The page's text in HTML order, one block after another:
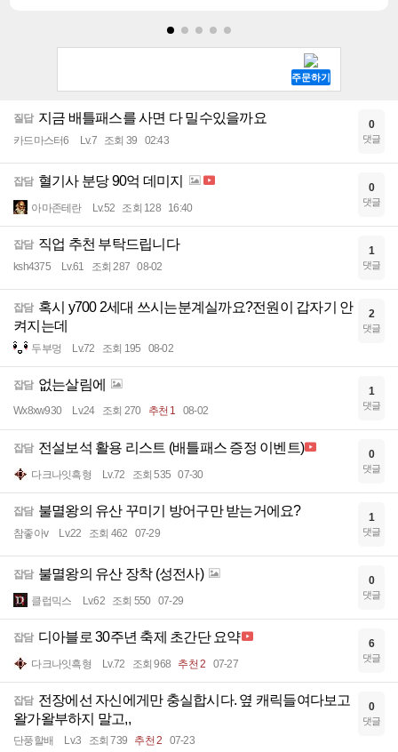
질답 지금 배틀패스를 사면 다 밀수있을까요
카드마스터6 Lv.7 조회 39 02:43
0
댓글
잡담 혈기사 분당 90억 데미지
아마존테란 Lv.52 조회 128 16:40
0
댓글
잡담 직업 추천 부탁드립니다
ksh4375 Lv.61 조회 287 08-02
1
댓글
잡담 혹시 y700 2세대 쓰시는분계실까요?전원이 갑자기 안
켜지는데
두부멍 Lv.72 조회 195 08-02
2
댓글
잡담 없는살림에
Wx8xw930 Lv.24 조회 270 추천 1 08-02
1
댓글
잡담 전설보석 활용 리스트 (배틀패스 증정 이벤트)
다크나잇흑형 Lv.72 조회 535 07-30
0
댓글
잡담 불멸왕의 유산 꾸미기 방어구만 받는거에요?
참좋아v Lv.22 조회 462 07-29
1
댓글
잡담 불멸왕의 유산 장착 (성전사)
클럽믹스 Lv.62 조회 550 07-29
0
댓글
잡담 디아블로 30주년 축제 초간단 요약
다크나잇흑형 Lv.72 조회 968 추천 2 07-27
6
댓글
잡담 전장에선 자신에게만 충실합시다. 옆 캐릭들여다보고
왈가왈부하지 말고,,
단풍할배 Lv.3 조회 739 추천 2 07-23
0
댓글